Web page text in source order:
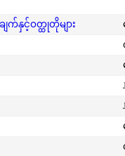
နှင့်ဝတ္ထုတိုများ